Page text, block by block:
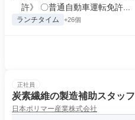
許》 〇普通自動車運転免許...
ランチタイム +26個
正社員
炭素繊維の製造補助スタッフ
日本ポリマー産業株式会社